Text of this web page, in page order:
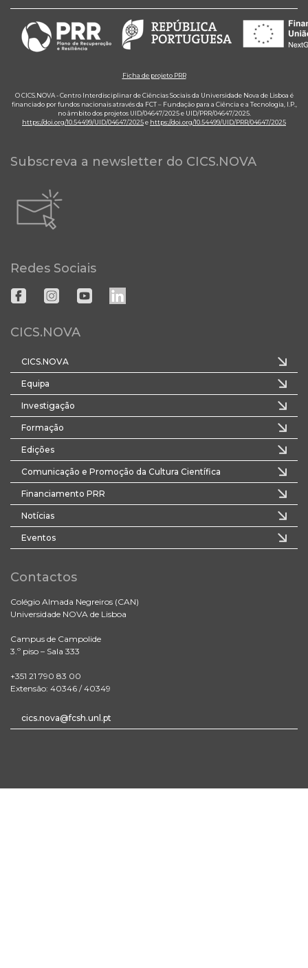
Ficha de projeto PRR
O CICS.NOVA - Centro Interdisciplinar de Ciências Sociais da Universidade Nova de Lisboa é
financiado por fundos nacionais através da FCT – Fundação para a Ciência e a Tecnologia, I.P.,
no âmbito dos projetos UID/04647/2025 e UID/PRR/04647/2025.
https://doi.org/10.54499/UID/04647/2025e https://doi.org/10.54499/UID/PRR/04647/2025
Subscreva a newsletter do CICS.NOVA
Redes Sociais
CICS.NOVA
CICS.NOVA
Equipa
Investigação
Formação
Edições
Comunicação e Promoção da Cultura Científica
Financiamento PRR
Notícias
Eventos
Contactos
Colégio Almada Negreiros (CAN)
Universidade NOVA de Lisboa
Campus de Campolide
3.º piso – Sala 333
+351 21 790 83 00
Extensão: 40346 / 40349
cics.nova@fcsh.unl.pt